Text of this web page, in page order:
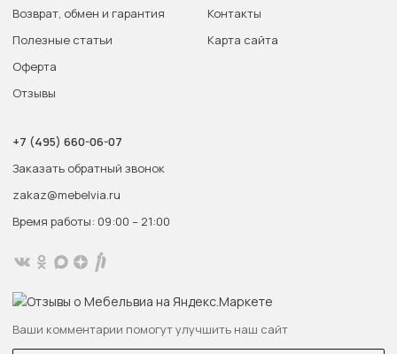
Возврат, обмен и гарантия
Полезные статьи
Оферта
Отзывы
Контакты
Карта сайта
+7 (495) 660-06-07
Заказать обратный звонок
zakaz@mebelvia.ru
Время работы: 09:00 – 21:00
Ваши комментарии помогут улучшить наш сайт